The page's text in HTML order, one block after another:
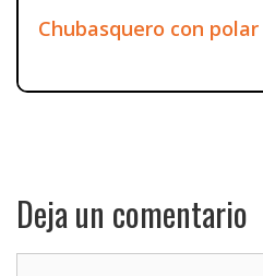
Chubasquero con
Deja un comentario